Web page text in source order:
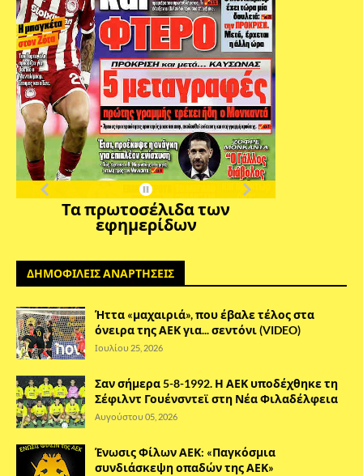
Τα πρωτοσέλιδα των
εφημερίδων
ΔΗΜΟΦΙΛΕΙΣ ΑΝΑΡΤΗΣΕΙΣ
Ήττα «μαχαιριά», που έβαλε τέλος στα
όνειρα της ΑΕΚ για... σεντόνι (VIDEO)
Ιουλίου 25, 2026
Σαν σήμερα 5-8-1992. Η ΑΕΚ υποδέχθηκε τη
Σέφιλντ Γουένσντεϊ στη Νέα Φιλαδέλφεια
Αυγούστου 05, 2026
Ένωσις Φίλων ΑΕΚ: «Παγκόσμια
συνδιάσκεψη οπαδών της ΑΕΚ»